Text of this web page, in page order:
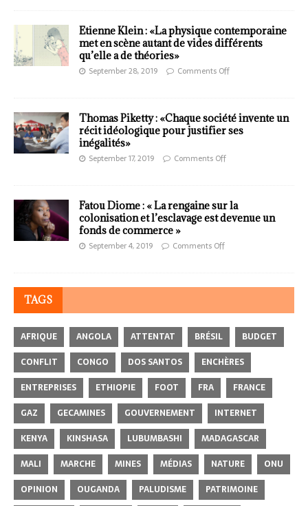
Etienne Klein : «La physique contemporaine
met en scène autant de vides différents
qu’elle a de théories»
September 28, 2019 Comments Off
Thomas Piketty : «Chaque société invente un
récit idéologique pour justifier ses
inégalités»
September 17, 2019 Comments Off
Fatou Diome : « La rengaine sur la
colonisation et l’esclavage est devenue un
fonds de commerce »
September 4, 2019 Comments Off
TAGS
AFRIQUE ANGOLA ATTENTAT BRÉSIL
BUDGET
CONFLIT
CONGO DOS SANTOS
ENCHÈRES
ENTREPRISES
ETHIOPIE FOOT FRA
FRANCE
GAZ
GECAMINES GOUVERNEMENT
INTERNET
KENYA
KINSHASA LUBUMBASHI
MADAGASCAR
MALI
MARCHE MINES MÉDIAS NATURE
ONU
OPINION
OUGANDA PALUDISME PATRIMOINE